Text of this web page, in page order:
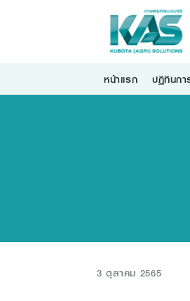
หน้าแรก ปฏิทินกา
3 ตุลาคม 2565